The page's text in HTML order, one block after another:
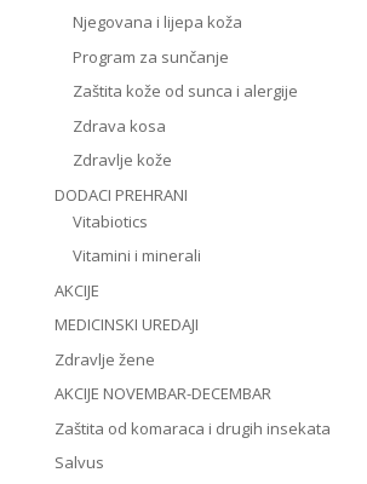
Njegovana i lijepa koža
Program za sunčanje
Zaštita kože od sunca i alergije
Zdrava kosa
Zdravlje kože
DODACI PREHRANI
Vitabiotics
Vitamini i minerali
AKCIJE
MEDICINSKI UREDAJI
Zdravlje žene
AKCIJE NOVEMBAR-DECEMBAR
Zaštita od komaraca i drugih insekata
Salvus